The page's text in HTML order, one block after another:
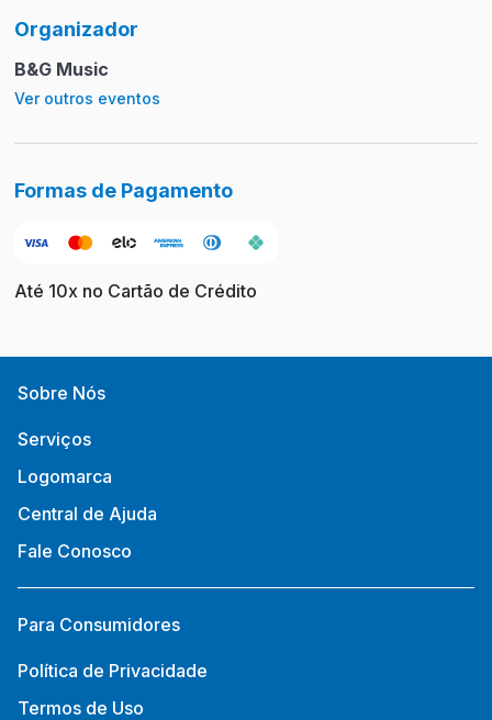
Organizador
B&G Music
Ver outros eventos
Formas de Pagamento
Até 10x no Cartão de Crédito
Sobre Nós
Serviços
Logomarca
Central de Ajuda
Fale Conosco
Para Consumidores
Política de Privacidade
Termos de Uso